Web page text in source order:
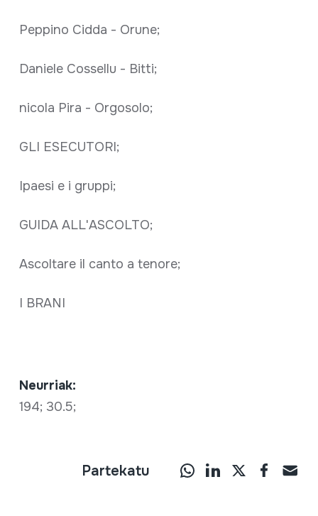
Peppino Cidda - Orune;
Daniele Cossellu - Bitti;
nicola Pira - Orgosolo;
GLI ESECUTORI;
Ipaesi e i gruppi;
GUIDA ALL'ASCOLTO;
Ascoltare il canto a tenore;
I BRANI
Neurriak:
194; 30.5;
Partekatu